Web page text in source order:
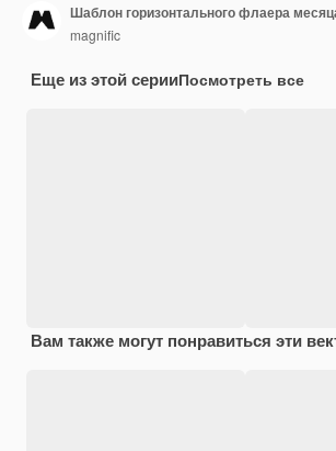
Шаблон горизонтального флаера
magnific
Еще из этой серииПосмотреть все
Вам также могут понравиться эти